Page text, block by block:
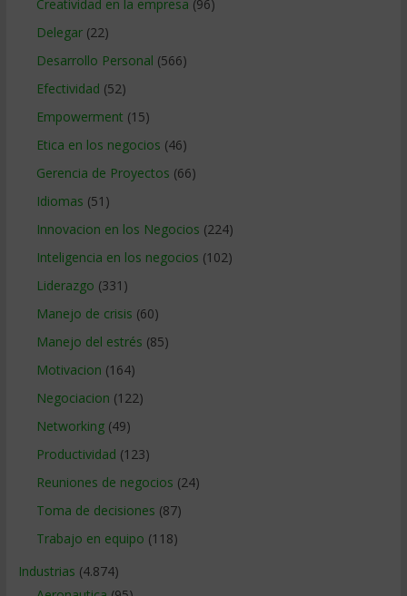
Creatividad en la empresa (96)
Delegar(22)
Desarrollo Personal (566)
Efectividad (52)
Empowerment (15)
Etica en los negocios (46)
Gerencia de Proyectos (66)
Idiomas (51)
Innovacion en los Negocios (224)
Inteligencia en los negocios (102)
Liderazgo (331)
Manejo de crisis (60)
Manejo del estrés (85)
Motivacion (164)
Negociacion (122)
Networking(49)
Productividad (123)
Reuniones de negocios (24)
Toma de decisiones (87)
Trabajo en equipo (118)
Industrias (4.874)